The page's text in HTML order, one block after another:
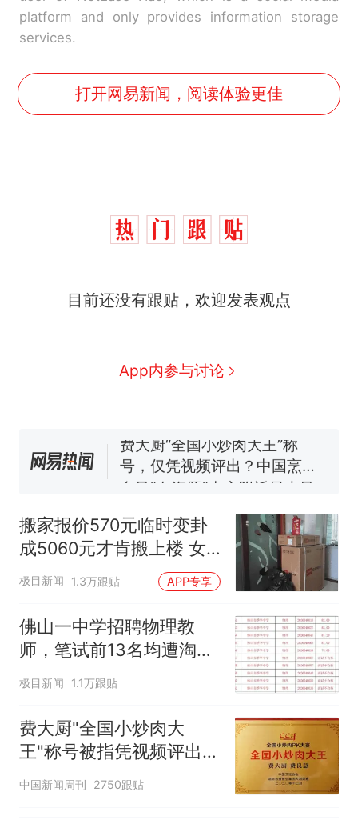
platform and only provides information storage
services.
打开网易新闻，阅读体验更佳
目前还没有跟贴，欢迎发表观点
App内参与讨论
人生
新 搬家报价570元，搬到楼下
协会回应
台风"白海豚"中心附近最大风
力已达15级 最新研判
试前13名均遭淘汰？教育局：
已叫停招聘，成立调查组全面
核查
笔试第一被第二名传话劝弃考
官方通报
那个在床头放菜刀的女孩，
人生
搬家报价570元临时变卦
成5060元才肯搬上楼 女
子傻眼
极目新闻 1.3万跟贴 APP专享
佛山一中学招聘物理教
师，笔试前13名均遭淘
汰？教育局：已叫停招
极目新闻 1.1万跟贴
费大厨"全国小炒肉大
王"称号被指凭视频评出
官方回应
中国新闻周刊 2750跟贴